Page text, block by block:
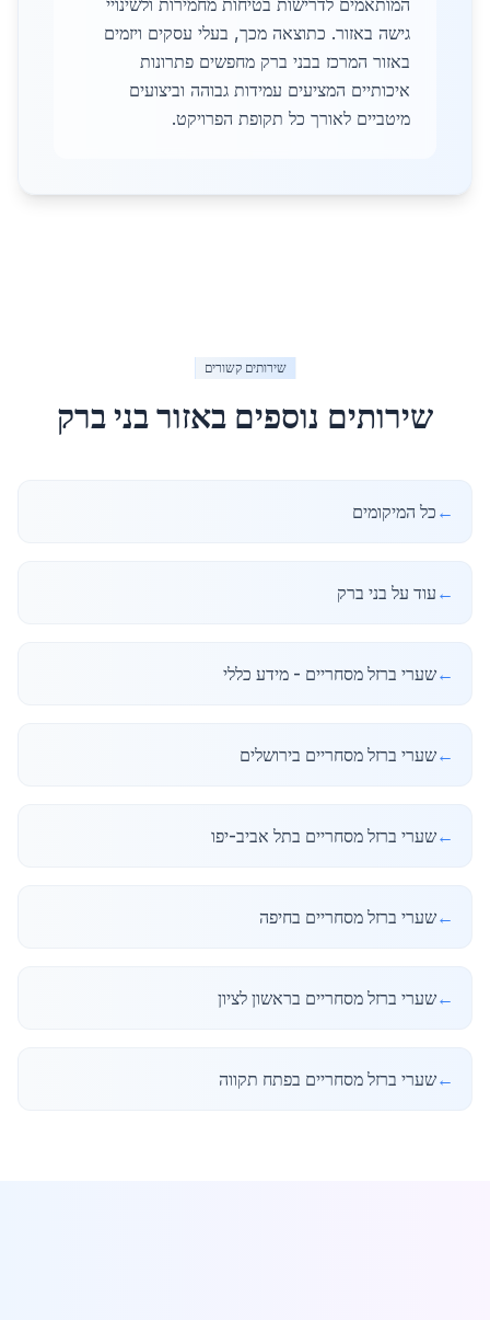
המותאמים לדרישות בטיחות מחמירות ולשינויי
גישה באזור. כתוצאה מכך, בעלי עסקים ויזמים
באזור המרכז בבני ברק מחפשים פתרונות
איכותיים המציעים עמידות גבוהה וביצועים
מיטביים לאורך כל תקופת הפרויקט.
שירותים קשורים
שירותים נוספים באזורבני ברק
← כל המיקומים
← עוד על בני ברק
←שערי ברזל מסחריים - מידע כללי
←שערי ברזל מסחריים בירושלים
←שערי ברזל מסחריים בתל אביב-יפו
←שערי ברזל מסחריים בחיפה
←שערי ברזל מסחריים בראשון לציון
←שערי ברזל מסחריים בפתח תקווה